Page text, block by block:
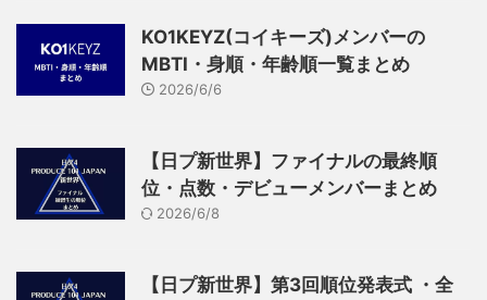
KO1KEYZ(コイキーズ)メンバーの
MBTI・身順・年齢順一覧まとめ
2026/6/6
【日プ新世界】ファイナルの最終順
位・点数・デビューメンバーまとめ
2026/6/8
【日プ新世界】第3回順位発表式 ・全